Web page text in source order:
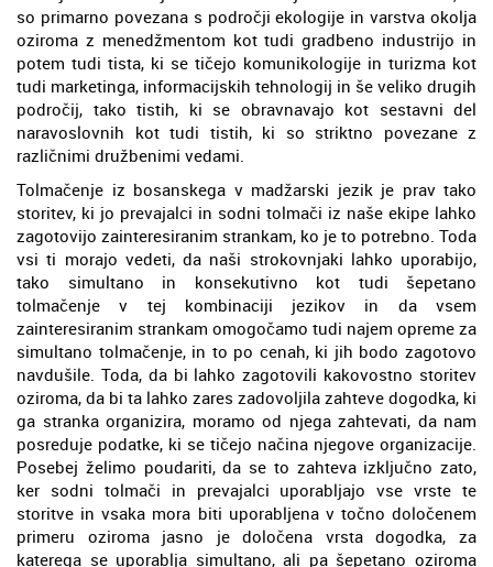
so primarno povezana s področji ekologije in varstva okolja
oziroma z menedžmentom kot tudi gradbeno industrijo in
potem tudi tista, ki se tičejo komunikologije in turizma kot
tudi marketinga, informacijskih tehnologij in še veliko drugih
področij, tako tistih, ki se obravnavajo kot sestavni del
naravoslovnih kot tudi tistih, ki so striktno povezane z
različnimi družbenimi vedami.
Tolmačenje iz bosanskega v madžarski jezik je prav tako
storitev, ki jo prevajalci in sodni tolmači iz naše ekipe lahko
zagotovijo zainteresiranim strankam, ko je to potrebno. Toda
vsi ti morajo vedeti, da naši strokovnjaki lahko uporabijo,
tako simultano in konsekutivno kot tudi šepetano
tolmačenje v tej kombinaciji jezikov in da vsem
zainteresiranim strankam omogočamo tudi najem opreme za
simultano tolmačenje, in to po cenah, ki jih bodo zagotovo
navdušile. Toda, da bi lahko zagotovili kakovostno storitev
oziroma, da bi ta lahko zares zadovoljila zahteve dogodka, ki
ga stranka organizira, moramo od njega zahtevati, da nam
posreduje podatke, ki se tičejo načina njegove organizacije.
Posebej želimo poudariti, da se to zahteva izključno zato,
ker sodni tolmači in prevajalci uporabljajo vse vrste te
storitve in vsaka mora biti uporabljena v točno določenem
primeru oziroma jasno je določena vrsta dogodka, za
katerega se uporablja simultano, ali pa šepetano oziroma